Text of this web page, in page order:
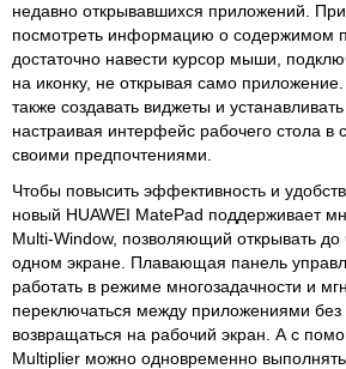
недавно открывавшихся приложений.
посмотреть информацию о содержимом
достаточно навести курсор мыши,
на иконку, не открывая само
также создавать виджеты и устанавливать
настраивая интерфейс рабочего стола в
своими предпочтениями.
Чтобы повысить эффективность и
новый HUAWEI MatePad поддерживает
Multi-Window, позволяющий открывать до
одном экране. Плавающая панель
работать в режиме многозадачности и
переключаться между приложениями без
возвращаться на рабочий экран. А с
Multiplier можно одновременно выполнять